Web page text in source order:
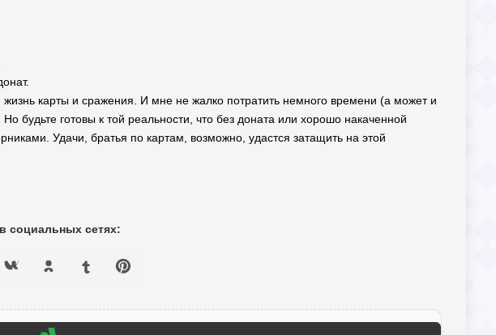
карты и сражения. И мне не жалко потратить немного времени (а может и
будьте готовы к той реальности, что без доната или хорошо накаченной
Удачи, братья по картам, возможно, удастся затащить на этой
социальных сетях: